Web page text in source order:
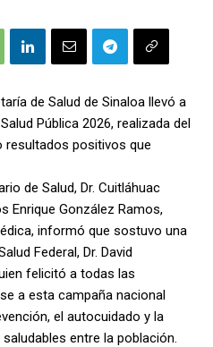
de Salud de Sinaloa llevó a
Pública 2026, realizada del
resultados positivos que
de Salud, Dr. Cuitláhuac
Enrique González Ramos,
informó que sostuvo una
Federal, Dr. David
felicitó a todas las
a esta campaña nacional
el autocuidado y la
entre la población.